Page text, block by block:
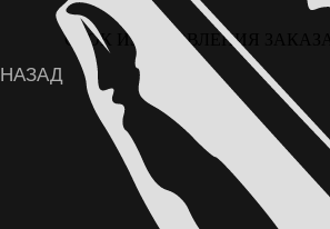
ВОЗМОЖНА ОПЛАТА ЧАСТЯМИ ЧЕРЕЗ
СЕРВИС «ДОЛЯМИ» ОТ Т-БАНКА
СРОК ИЗГОТОВЛЕНИЯ ЗАКАЗА